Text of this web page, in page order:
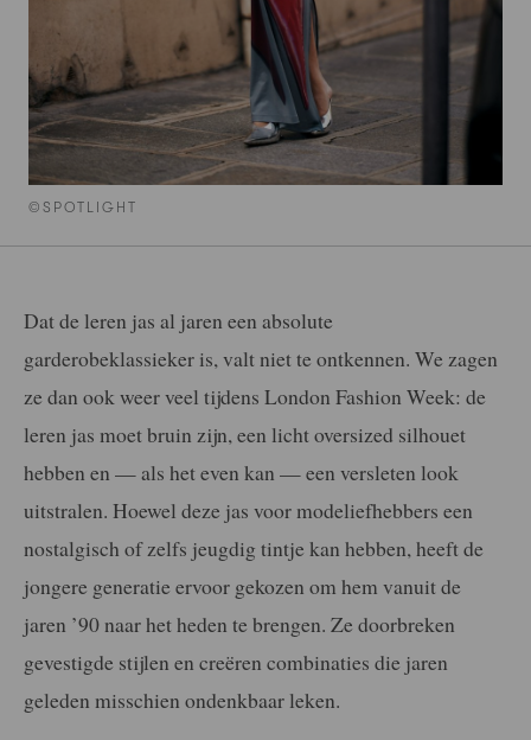
©SPOTLIGHT
Dat de leren jas al jaren een absolute
garderobeklassieker is, valt niet te ontkennen. We zagen
ze dan ook weer veel tijdens London Fashion Week: de
leren jas moet bruin zijn, een licht oversized silhouet
hebben en — als het even kan — een versleten look
uitstralen. Hoewel deze jas voor modeliefhebbers een
nostalgisch of zelfs jeugdig tintje kan hebben, heeft de
jongere generatie ervoor gekozen om hem vanuit de
jaren ’90 naar het heden te brengen. Ze doorbreken
gevestigde stijlen en creëren combinaties die jaren
geleden misschien ondenkbaar leken.